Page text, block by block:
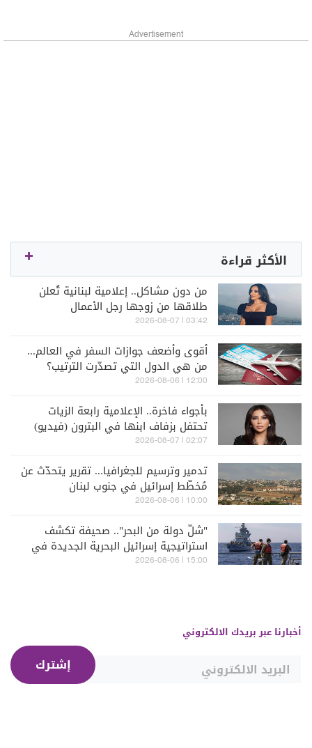
Advertisement
الأكثر قراءة
من دون مشاكل.. إعلامية لبنانية تُعلن
طلاقها من زوجها رجل الأعمال
03:42 | 2026-08-07
أقوى وأضعف جوازات السفر في العالم...
من هي الدول التي تصدّرت الترتيب؟
12:00 | 2026-08-06
بأجواء فاخرة.. الإعلامية رابعة الزيات
تحتفل بزفاف ابنها في البترون (فيديو)
02:07 | 2026-08-07
تدمير وترسيم للجغرافيا... تقرير يتحدّث عن
مُخطّط إسرائيل في جنوب لبنان
10:00 | 2026-08-06
"شلّ دولة من البحر".. صحيفة تكشف
استراتيجية إسرائيل البحرية الجديدة في
مواجهة "حزب الله"
15:00 | 2026-08-06
أخبارنا عبر بريدك الالكتروني
إشترك